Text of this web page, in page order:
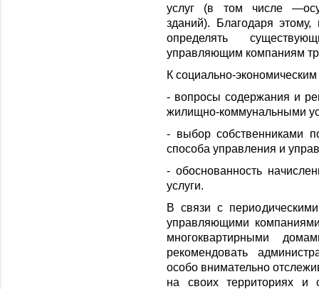
услуг (в том числе
зданий). Благодаря
определять
управляющим компаниям
К социально-
- вопросы содержания и
жилищно-коммунальными
- выбор собственниками
способа управления и
- обоснованность
услуги.
В связи с
управляющими
многоквартирными
рекомендовать
особо внимательно
на своих территориях и